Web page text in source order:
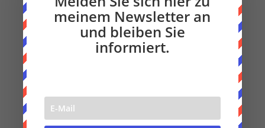
Oktober 2018
September 2018
August 2018
Juli 2018
Juni 2018
März 2018
meinem Newsletter an
und bleiben Sie
informiert.